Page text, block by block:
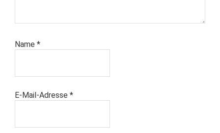
Name *
E-Mail-Adresse *